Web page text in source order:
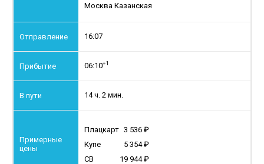
Москва Казанская
16:07
06:10+1
14 ч. 2 мин.
Плацкарт 3 536
Купе
5 354
СВ
19 944